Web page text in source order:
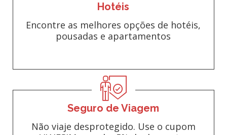
Hotéis
Encontre as melhores opções de hotéis,
pousadas e apartamentos
Seguro de Viagem
Não viaje desprotegido. Use o cupom